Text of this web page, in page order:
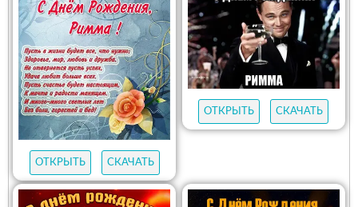
ОТКРЫТЬ СКАЧАТЬ
ОТКРЫТЬ СКАЧАТЬ